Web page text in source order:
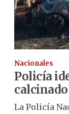
Nacionales
Policía
La Policía